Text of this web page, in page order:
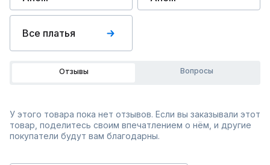
Все платья
Отзывы Вопросы
У этого товара пока нет отзывов. Если вы заказывали этот
товар, поделитесь своим впечатлением о нём, и другие
покупатели будут вам благодарны.